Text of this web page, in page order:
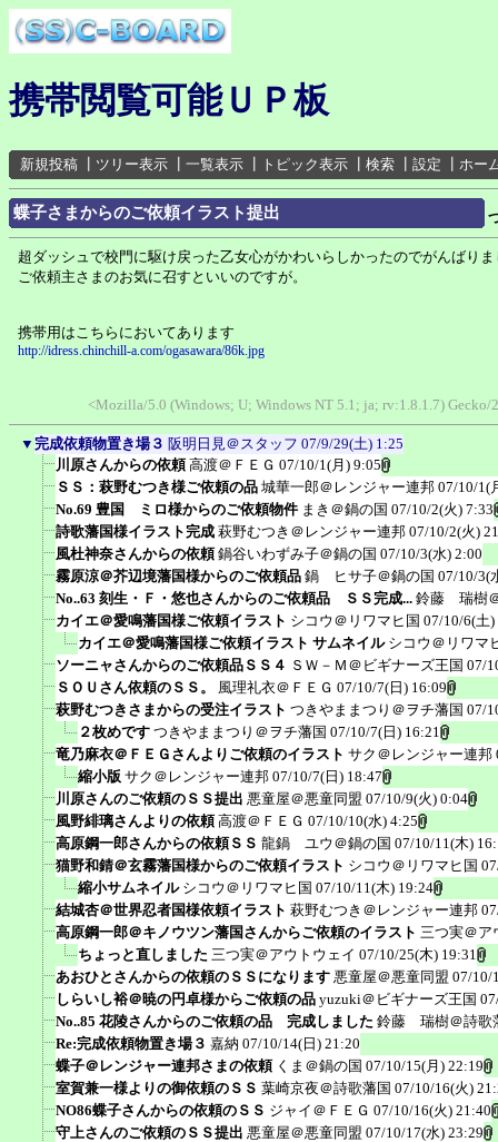
携帯閲覧可能ＵＰ板
新規投稿 ツリー表示 一覧表示 トピック表示 検索 設定 ホー
蝶子さまからのご依頼イラスト提出
超ダッシュで校門に駆け戻った乙女心がかわいらしかったのでがんばり
ご依頼主さまのお気に召すといいのですが。
携帯用はこちらにおいてあります
http://idress.chinchill-a.com/ogasawara/86k.jpg
<Mozilla/5.0 (Windows; U; Windows NT 5.1; ja; rv:1.8.1.7)
▼ 完成依頼物置き場３ 阪明日見＠スタッフ 07/9/29(土) 1:25
川原さんからの依頼 高渡＠ＦＥＧ 07/10/1(月) 9:05
ＳＳ：萩野むつき様ご依頼の品 城華一郎＠レンジャー連邦 07/10/1(
No.69 豊国 ミロ様からのご依頼物件 まき＠鍋の国 07/10/2(火) 7:33
詩歌藩国様イラスト完成 萩野むつき＠レンジャー連邦 07/10/2(火)
風杜神奈さんからの依頼 鍋谷いわずみ子＠鍋の国 07/10/3(水) 2:00
霧原涼＠芥辺境藩国様からのご依頼品 鍋 ヒサ子＠鍋の国 07/10/3(
No..63 刻生・Ｆ・悠也さんからのご依頼品 ＳＳ完成... 鈴藤 瑞樹
カイエ＠愛鳴藩国様ご依頼イラスト シコウ＠リワマヒ国 07/10/6(土)
カイエ＠愛鳴藩国様ご依頼イラスト サムネイル シコウ＠リワマ
ソーニャさんからのご依頼品ＳＳ４ ＳＷ－Ｍ＠ビギナーズ王国 07/
ＳＯＵさん依頼のＳＳ。
風理礼衣＠ＦＥＧ 07/10/7(日) 16:09
萩野むつきさまからの受注イラスト つきやままつり＠ヲチ藩国 07/
２枚めです つきやままつり＠ヲチ藩国 07/10/7(日) 16:21
竜乃麻衣＠ＦＥＧさんよりご依頼のイラスト サク＠レンジャー連邦
縮小版 サク＠レンジャー連邦 07/10/7(日) 18:47
川原さんのご依頼のＳＳ提出 悪童屋＠悪童同盟 07/10/9(火) 0:04
風野緋璃さんよりの依頼 高渡＠ＦＥＧ 07/10/10(水) 4:25
高原鋼一郎さんからの依頼ＳＳ 龍鍋 ユウ＠鍋の国 07/10/11(木)
猫野和錆＠玄霧藩国様からのご依頼イラスト シコウ＠リワマヒ国
縮小サムネイル シコウ＠リワマヒ国 07/10/11(木) 19:24
結城杏＠世界忍者国様依頼イラスト 萩野むつき＠レンジャー連邦
高原鋼一郎＠キノウツン藩国さんからご依頼のイラスト 三つ実＠ア
ちょっと直しました 三つ実＠アウトウェイ 07/10/25(木) 19:31
あおひとさんからの依頼のＳＳになります 悪童屋＠悪童同盟 07/10/
しらいし裕＠暁の円卓様からご依頼の品 yuzuki＠ビギナーズ王国
No..85 花陵さんからのご依頼の品 完成しました 鈴藤 瑞樹＠詩歌
Re:完成依頼物置き場３ 嘉納 07/10/14(日) 21:20
蝶子＠レンジャー連邦さまの依頼 くま＠鍋の国 07/10/15(月) 22:19
室賀兼一様よりの御依頼のＳＳ 葉崎京夜＠詩歌藩国 07/10/16(火)
NO86蝶子さんからの依頼のＳＳ ジャイ＠ＦＥＧ 07/10/16(火) 21:40
守上さんのご依頼のＳＳ提出 悪童屋＠悪童同盟 07/10/17(水) 23:29